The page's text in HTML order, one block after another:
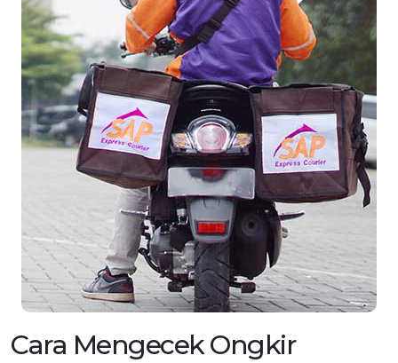
Cara Mengecek Ongkir